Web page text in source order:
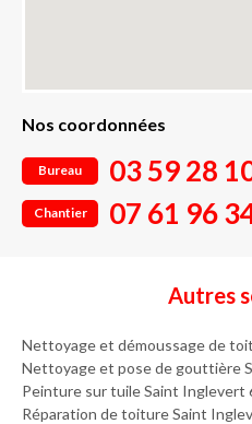
Nos coordonnées
Bureau 03 59 28
Chantier 07 61 96
Autres
Nettoyage et démoussage de
Nettoyage et pose de gouttière
Peinture sur tuile Saint Inglevert
Réparation de toiture Saint